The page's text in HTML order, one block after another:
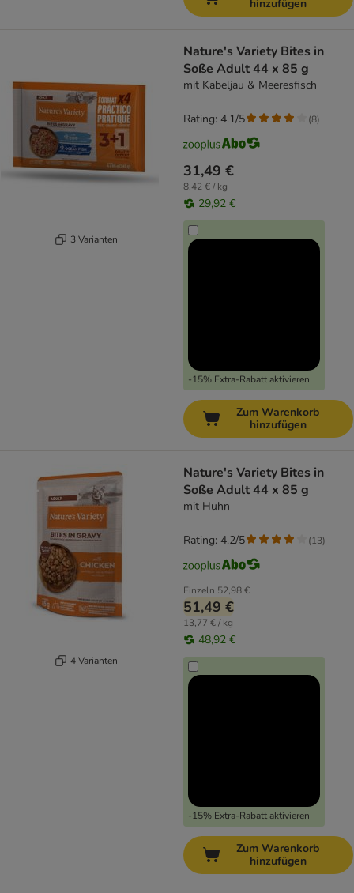
hinzufügen
3 Varianten
Nature's Variety Bites in
Soße Adult 44 x 85 g
mit Kabeljau & Meeresfisch
31,49 €
8,42 € / kg
29,92 €
-15% Extra-Rabatt aktivieren
Rating: 4.1/5 (8)
Zum Warenkorb
hinzufügen
4 Varianten
Nature's Variety Bites in
Soße Adult 44 x 85 g
mit Huhn
Einzeln 52,98 €
51,49 €
13,77 € / kg
48,92 €
-15% Extra-Rabatt aktivieren
Rating: 4.2/5 (13)
Zum Warenkorb
hinzufügen